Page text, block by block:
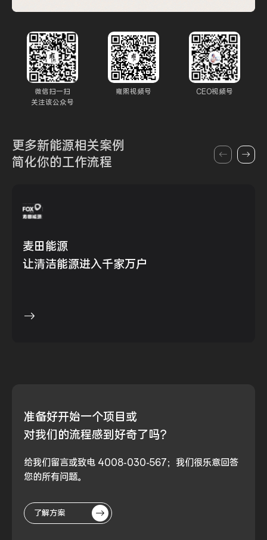
微信扫一扫
关注该公众号
雍熙视频号 CEO视频号
更多新能源相关案例
简化你的工作流程
麦田能源
让清洁能源进入千家万户
准备好开始一个项目或
对我们的流程感到好奇了吗？
给我们留言或致电 4008-030-567；我们很乐意回答
您的所有问题。
了解方案